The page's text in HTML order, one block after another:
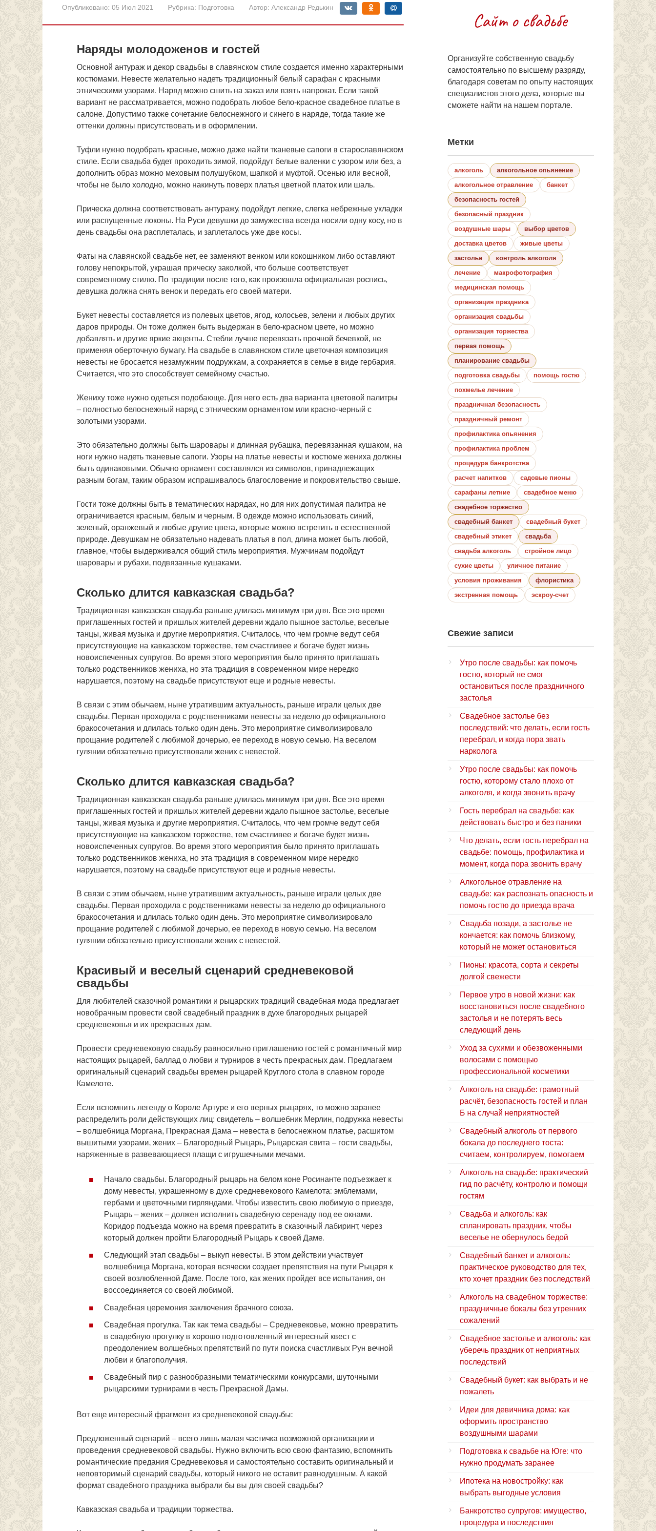
Опубликовано: 05 Июл 2021 Рубрика: Подготовка Автор: Александр Редькин
Наряды молодоженов и гостей
Основной антураж и декор свадьбы в славянском стиле создается именно характерными
костюмами. Невесте желательно надеть традиционный белый сарафан с красными
этническими узорами. Наряд можно сшить на заказ или взять напрокат. Если такой
вариант не рассматривается, можно подобрать любое бело-красное свадебное платье в
салоне. Допустимо также сочетание белоснежного и синего в наряде, тогда такие же
оттенки должны присутствовать и в оформлении.
Туфли нужно подобрать красные, можно даже найти тканевые сапоги в старославянском
стиле. Если свадьба будет проходить зимой, подойдут белые валенки с узором или без, а
дополнить образ можно меховым полушубком, шапкой и муфтой. Осенью или весной,
чтобы не было холодно, можно накинуть поверх платья цветной платок или шаль.
Прическа должна соответствовать антуражу, подойдут легкие, слегка небрежные укладки
или распущенные локоны. На Руси девушки до замужества всегда носили одну косу, но в
день свадьбы она расплеталась, и заплеталось уже две косы.
Фаты на славянской свадьбе нет, ее заменяют венком или кокошником либо оставляют
голову непокрытой, украшая прическу заколкой, что больше соответствует
современному стилю. По традиции после того, как произошла официальная роспись,
девушка должна снять венок и передать его своей матери.
Букет невесты составляется из полевых цветов, ягод, колосьев, зелени и любых других
даров природы. Он тоже должен быть выдержан в бело-красном цвете, но можно
добавлять и другие яркие акценты. Стебли лучше перевязать прочной бечевкой, не
применяя оберточную бумагу. На свадьбе в славянском стиле цветочная композиция
невесты не бросается незамужним подружкам, а сохраняется в семье в виде гербария.
Считается, что это способствует семейному счастью.
Жениху тоже нужно одеться подобающе. Для него есть два варианта цветовой палитры
– полностью белоснежный наряд с этническим орнаментом или красно-черный с
золотыми узорами.
Это обязательно должны быть шаровары и длинная рубашка, перевязанная кушаком, на
ноги нужно надеть тканевые сапоги. Узоры на платье невесты и костюме жениха должны
быть одинаковыми. Обычно орнамент составлялся из символов, принадлежащих
разным богам, таким образом испрашивалось благословение и покровительство свыше.
Гости тоже должны быть в тематических нарядах, но для них допустимая палитра не
ограничивается красным, белым и черным. В одежде можно использовать синий,
зеленый, оранжевый и любые другие цвета, которые можно встретить в естественной
природе. Девушкам не обязательно надевать платья в пол, длина может быть любой,
главное, чтобы выдерживался общий стиль мероприятия. Мужчинам подойдут
шаровары и рубахи, подвязанные кушаками.
Сколько длится кавказская свадьба?
Традиционная кавказская свадьба раньше длилась минимум три дня. Все это время
приглашенных гостей и пришлых жителей деревни ждало пышное застолье, веселые
танцы, живая музыка и другие мероприятия. Считалось, что чем громче ведут себя
присутствующие на кавказском торжестве, тем счастливее и богаче будет жизнь
новоиспеченных супругов. Во время этого мероприятия было принято приглашать
только родственников жениха, но эта традиция в современном мире нередко
нарушается, поэтому на свадьбе присутствуют еще и родные невесты.
В связи с этим обычаем, ныне утратившим актуальность, раньше играли целых две
свадьбы. Первая проходила с родственниками невесты за неделю до официального
бракосочетания и длилась только один день. Это мероприятие символизировало
прощание родителей с любимой дочерью, ее переход в новую семью. На веселом
гулянии обязательно присутствовали жених с невестой.
Сколько длится кавказская свадьба?
Традиционная кавказская свадьба раньше длилась минимум три дня. Все это время
приглашенных гостей и пришлых жителей деревни ждало пышное застолье, веселые
танцы, живая музыка и другие мероприятия. Считалось, что чем громче ведут себя
присутствующие на кавказском торжестве, тем счастливее и богаче будет жизнь
новоиспеченных супругов. Во время этого мероприятия было принято приглашать
только родственников жениха, но эта традиция в современном мире нередко
нарушается, поэтому на свадьбе присутствуют еще и родные невесты.
В связи с этим обычаем, ныне утратившим актуальность, раньше играли целых две
свадьбы. Первая проходила с родственниками невесты за неделю до официального
бракосочетания и длилась только один день. Это мероприятие символизировало
прощание родителей с любимой дочерью, ее переход в новую семью. На веселом
гулянии обязательно присутствовали жених с невестой.
Красивый и веселый сценарий средневековой
свадьбы
Для любителей сказочной романтики и рыцарских традиций свадебная мода предлагает
новобрачным провести свой свадебный праздник в духе благородных рыцарей
средневековья и их прекрасных дам.
Провести средневековую свадьбу равносильно приглашению гостей с романтичный мир
настоящих рыцарей, баллад о любви и турниров в честь прекрасных дам. Предлагаем
оригинальный сценарий свадьбы времен рыцарей Круглого стола в славном городе
Камелоте.
Если вспомнить легенду о Короле Артуре и его верных рыцарях, то можно заранее
распределить роли действующих лиц: свидетель – волшебник Мерлин, подружка невесты
– волшебница Моргана, Прекрасная Дама – невеста в белоснежном платье, расшитом
вышитыми узорами, жених – Благородный Рыцарь, Рыцарская свита – гости свадьбы,
наряженные в развевающиеся плащи с игрушечными мечами.
Начало свадьбы. Благородный рыцарь на белом коне Росинанте подъезжает к
дому невесты, украшенному в духе средневекового Камелота: эмблемами,
гербами и цветочными гирляндами. Чтобы известить свою любимую о приезде,
Рыцарь – жених – должен исполнить свадебную серенаду под ее окнами.
Коридор подъезда можно на время превратить в сказочный лабиринт, через
который должен пройти Благородный Рыцарь к своей Даме.
Следующий этап свадьбы – выкуп невесты. В этом действии участвует
волшебница Моргана, которая всячески создает препятствия на пути Рыцаря к
своей возлюбленной Даме. После того, как жених пройдет все испытания, он
воссоединяется со своей любимой.
Свадебная церемония заключения брачного союза.
Свадебная прогулка. Так как тема свадьбы – Средневековье, можно превратить
в свадебную прогулку в хорошо подготовленный интересный квест с
преодолением волшебных препятствий по пути поиска счастливых Рун вечной
любви и благополучия.
Свадебный пир с разнообразными тематическими конкурсами, шуточными
рыцарскими турнирами в честь Прекрасной Дамы.
Вот еще интересный фрагмент из средневековой свадьбы:
Предложенный сценарий – всего лишь малая частичка возможной организации и
проведения средневековой свадьбы. Нужно включить всю свою фантазию, вспомнить
романтические предания Средневековья и самостоятельно составить оригинальный и
неповторимый сценарий свадьбы, который никого не оставит равнодушным. А какой
формат свадебного праздника выбрали бы вы для своей свадьбы?
Кавказская свадьба и традиции торжества.
Организуйте собственную свадьбу
самостоятельно по высшему разряду,
благодаря советам по опыту настоящих
специалистов этого дела, которые вы
сможете найти на нашем портале.
Метки
алкоголь
алкогольное опьянение
алкогольное отравление
банкет
безопасность гостей
безопасный праздник
воздушные шары
выбор цветов
доставка цветов
живые цветы
застолье
контроль алкоголя
лечение
макрофотография
медицинская помощь
организация праздника
организация свадьбы
организация торжества
первая помощь
планирование свадьбы
подготовка свадьбы
помощь гостю
похмелье лечение
праздничная безопасность
праздничный ремонт
профилактика опьянения
профилактика проблем
процедура банкротства
расчет напитков
садовые пионы
сарафаны летние
свадебное меню
свадебное торжество
свадебный банкет
свадебный букет
свадебный этикет
свадьба
свадьба алкоголь
стройное лицо
сухие цветы
уличное питание
условия проживания
флористика
экстренная помощь
эскроу-счет
Свежие записи
Утро после свадьбы: как помочь
гостю, который не смог
остановиться после праздничного
застолья
Свадебное застолье без
последствий: что делать, если гость
перебрал, и когда пора звать
нарколога
Утро после свадьбы: как помочь
гостю, которому стало плохо от
алкоголя, и когда звонить врачу
Гость перебрал на свадьбе: как
действовать быстро и без паники
Что делать, если гость перебрал на
свадьбе: помощь, профилактика и
момент, когда пора звонить врачу
Алкогольное отравление на
свадьбе: как распознать опасность и
помочь гостю до приезда врача
Свадьба позади, а застолье не
кончается: как помочь близкому,
который не может остановиться
Пионы: красота, сорта и секреты
долгой свежести
Первое утро в новой жизни: как
восстановиться после свадебного
застолья и не потерять весь
следующий день
Уход за сухими и обезвоженными
волосами с помощью
профессиональной косметики
Алкоголь на свадьбе: грамотный
расчёт, безопасность гостей и план
Б на случай неприятностей
Свадебный алкоголь от первого
бокала до последнего тоста:
считаем, контролируем, помогаем
Алкоголь на свадьбе: практический
гид по расчёту, контролю и помощи
гостям
Свадьба и алкоголь: как
спланировать праздник, чтобы
веселье не обернулось бедой
Свадебный банкет и алкоголь:
практическое руководство для тех,
кто хочет праздник без последствий
Алкоголь на свадебном торжестве:
праздничные бокалы без утренних
сожалений
Свадебное застолье и алкоголь: как
уберечь праздник от неприятных
последствий
Свадебный букет: как выбрать и не
пожалеть
Идеи для девичника дома: как
оформить пространство
воздушными шарами
Подготовка к свадьбе на Юге: что
нужно продумать заранее
Ипотека на новостройку: как
выбрать выгодные условия
Банкротство супругов: имущество,
процедура и последствия